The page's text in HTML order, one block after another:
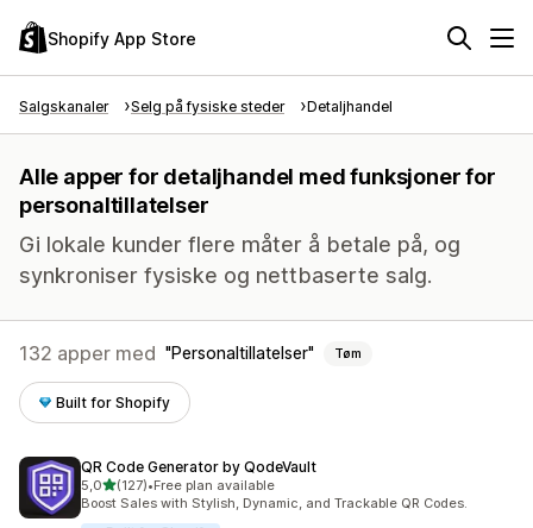
Shopify App Store
Salgskanaler Selg på fysiske steder Detaljhandel
Alle apper for detaljhandel med funksjoner for
personaltillatelser
Gi lokale kunder flere måter å betale på, og
synkroniser fysiske og nettbaserte salg.
132 apper med Personaltillatelser Tøm
Built for Shopify
QR Code Generator by QodeVault
5,0av 5 stjerner
(127)
Totalt 127 omtaler
•Free plan available
Boost Sales with Stylish, Dynamic, and Trackable QR Codes.